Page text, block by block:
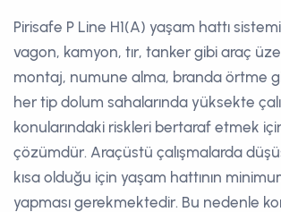
Pirisafe P Line H1(A) yaşam hattı
vagon, kamyon, tır, tanker gibi araç
montaj, numune alma, branda örtme
her tip dolum sahalarında yüksekte
konularındaki riskleri bertaraf etmek
çözümdür. Araçüstü çalışmalarda
kısa olduğu için yaşam hattının
yapması gerekmektedir. Bu nedenle